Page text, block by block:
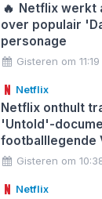
🔥 Netflix werkt
over populair
personage
Gisteren om 11:19
Netflix
Netflix onthult
'Untold'-
footballlegende
Gisteren om
Netflix